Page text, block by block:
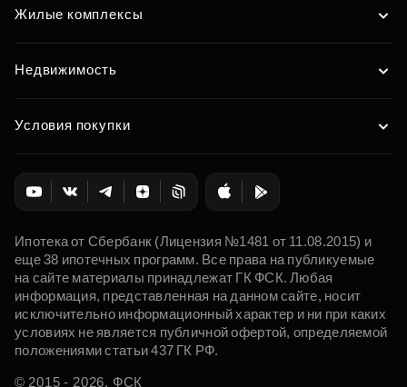
Жилые комплексы
Недвижимость
Условия покупки
Ипотека от Сбербанк (Лицензия №1481 от 11.08.2015) и
еще 38 ипотечных программ. Все права на публикуемые
на сайте материалы принадлежат ГК ФСК. Любая
информация, представленная на данном сайте, носит
исключительно информационный характер и ни при каких
условиях не является публичной офертой, определяемой
положениями статьи 437 ГК РФ.
© 2015 - 2026. ФСК